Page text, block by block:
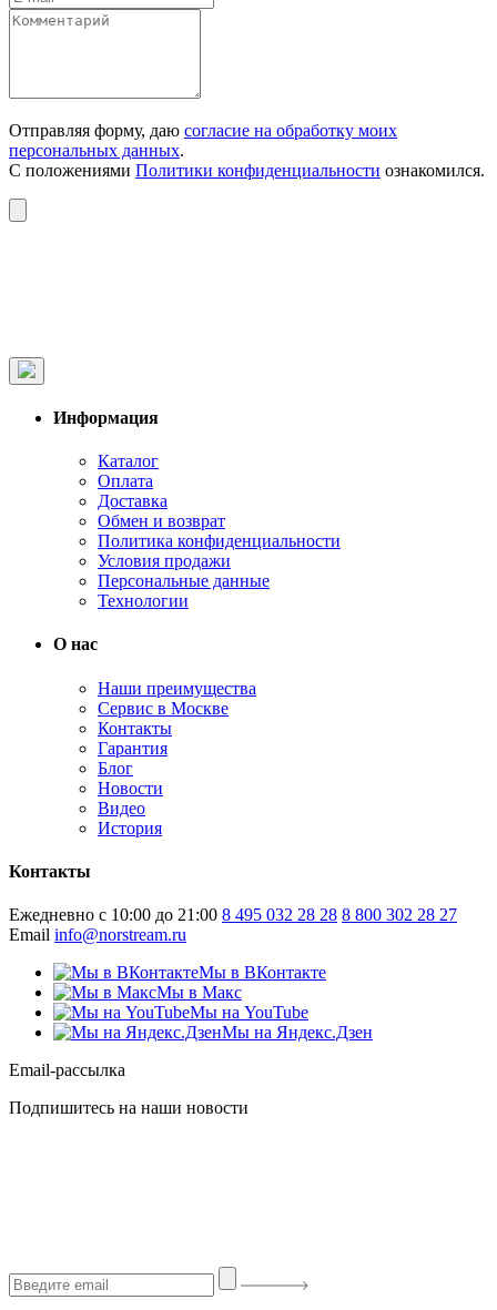
Отправляя форму, даю согласие на обработку моих
персональных данных.
С положениями Политики конфиденциальности ознакомился.
Информация
Каталог
Оплата
Доставка
Обмен и возврат
Политика конфиденциальности
Условия продажи
Персональные данные
Технологии
О нас
Наши преимущества
Сервис в Москве
Контакты
Гарантия
Блог
Новости
Видео
История
Контакты
Ежедневно с 10:00 до 21:00 8 495 032 28 28 8 800 302 28 27
Email info@norstream.ru
Мы в ВКонтакте
Мы в Макс
Мы на YouTube
Мы на Яндекс.Дзен
Email-рассылка
Подпишитесь на наши новости